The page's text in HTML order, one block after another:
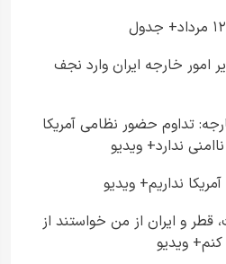
امور خارجه ایران وارد نجف
تداوم حضور نظامی آمریکا
ندارد+ ویدیو
نداریم+ ویدیو
قطر و ایران از من خواستند از
ویدیو